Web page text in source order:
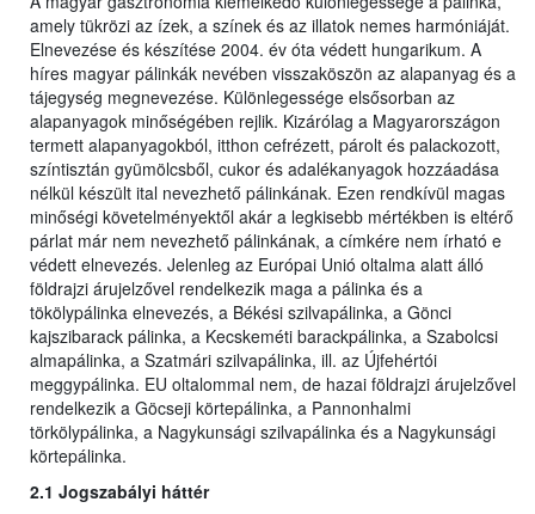
amely tükrözi az ízek, a színek és az illatok nemes harmóniáját.
Elnevezése és készítése 2004. év óta védett hungarikum. A
híres magyar pálinkák nevében visszaköszön az alapanyag és a
tájegység megnevezése. Különlegessége elsősorban az
alapanyagok minőségében rejlik. Kizárólag a Magyarországon
termett alapanyagokból, itthon cefrézett, párolt és palackozott,
színtisztán gyümölcsből, cukor és adalékanyagok hozzáadása
nélkül készült ital nevezhető pálinkának. Ezen rendkívül magas
minőségi követelményektől akár a legkisebb mértékben is eltérő
párlat már nem nevezhető pálinkának, a címkére nem írható e
védett elnevezés. Jelenleg az Európai Unió oltalma alatt álló
földrajzi árujelzővel rendelkezik maga a pálinka és a
tökölypálinka elnevezés, a Békési szilvapálinka, a Gönci
kajszibarack pálinka, a Kecskeméti barackpálinka, a Szabolcsi
almapálinka, a Szatmári szilvapálinka, ill. az Újfehértói
meggypálinka. EU oltalommal nem, de hazai földrajzi árujelzővel
rendelkezik a Göcseji körtepálinka, a Pannonhalmi
törkölypálinka, a Nagykunsági szilvapálinka és a Nagykunsági
körtepálinka.
2.1 Jogszabályi háttér